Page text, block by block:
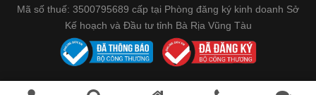
Mã số thuế: 3500795689 cấp tại Phòng đăng ký kinh doanh Sở
Kế hoạch và Đầu tư tỉnh Bà Rịa Vũng Tàu